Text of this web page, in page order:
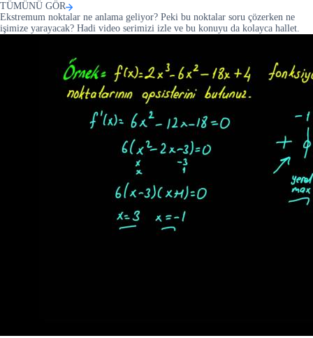
TÜMÜNÜ GÖR
Ekstremum noktalar ne anlama geliyor? Peki bu noktalar soru çözerken ne
işimize yarayacak? Hadi video serimizi izle ve bu konuyu da kolayca hallet.